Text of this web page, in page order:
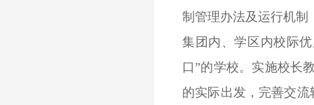
制管理办法及运行机制
集团内、学区内校际
口”的学校。实施校长
的实际出发，完善交